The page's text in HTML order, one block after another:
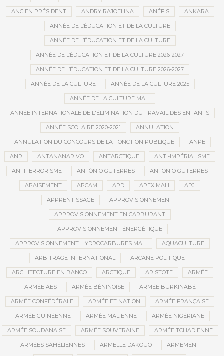
ANCIEN PRÉSIDENT ANDRY RAJOELINA ANÉFIS ANKARA
ANNÉE DE L’ÉDUCATION ET DE LA CULTURE
ANNÉE DE L’ÉDUCATION ET DE LA CULTURE
ANNÉE DE L’ÉDUCATION ET DE LA CULTURE 2026-2027
ANNÉE DE L’ÉDUCATION ET DE LA CULTURE 2026-2027
ANNÉE DE LA CULTURE ANNÉE DE LA CULTURE 2025
ANNÉE DE LA CULTURE MALI
ANNÉE INTERNATIONALE DE L'ÉLIMINATION DU TRAVAIL DES ENFANTS
ANNÉE SCOLAIRE 2020-2021 ANNULATION
ANNULATION DU CONCOURS DE LA FONCTION PUBLIQUE ANPE
ANR ANTANANARIVO ANTARCTIQUE ANTI-IMPÉRIALISME
ANTITERRORISME ANTÓNIO GUTERRES ANTONIO GUTERRES
APAISEMENT APCAM APD APEX MALI APJ
APPRENTISSAGE APPROVISIONNEMENT
APPROVISIONNEMENT EN CARBURANT
APPROVISIONNEMENT ÉNERGÉTIQUE
APPROVISIONNEMENT HYDROCARBURES MALI AQUACULTURE
ARBITRAGE INTERNATIONAL ARCANE POLITIQUE
ARCHITECTURE EN BANCO ARCTIQUE ARISTOTE ARMÉE
ARMÉE AES ARMÉE BÉNINOISE ARMÉE BURKINABÉ
ARMÉE CONFÉDÉRALE ARMÉE ET NATION ARMÉE FRANÇAISE
ARMÉE GUINÉENNE ARMÉE MALIENNE ARMÉE NIGÉRIANE
ARMÉE SOUDANAISE ARMÉE SOUVERAINE ARMÉE TCHADIENNE
ARMÉES SAHÉLIENNES ARMELLE DAKOUO ARMEMENT